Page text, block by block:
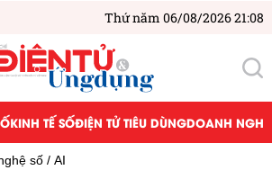
Thứ năm 06/08/2026 21:08
KINH TẾ SỐĐIỆN TỬ TIÊU DÙNGDOANH
số AI